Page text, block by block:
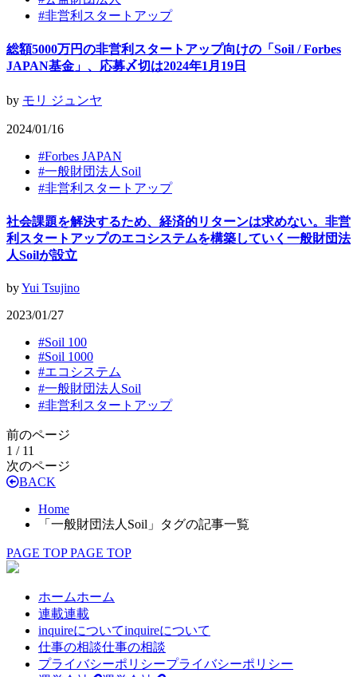
#非営利スタートアップ
総額5000万円の非営利スタートアップ向けの「Soil / Forbes
JAPAN基金」、応募〆切は2024年1月19日
by モリ ジュンヤ
2024/01/16
#Forbes JAPAN
#一般財団法人Soil
#非営利スタートアップ
社会課題を解決するため、経済的リターンは求めない。非営
利スタートアップのエコシステムを構築していく一般財団法
人Soilが設立
byYui Tsujino
2023/01/27
#Soil 100
#Soil 1000
#エコシステム
#一般財団法人Soil
#非営利スタートアップ
前のページ
1 / 11
次のページ
BACK
Home
「一般財団法人Soil」タグの記事一覧
PAGE TOP PAGE TOP
ホームホーム
連載連載
inquireについてinquireについて
仕事の相談仕事の相談
プライバシーポリシープライバシーポリシー